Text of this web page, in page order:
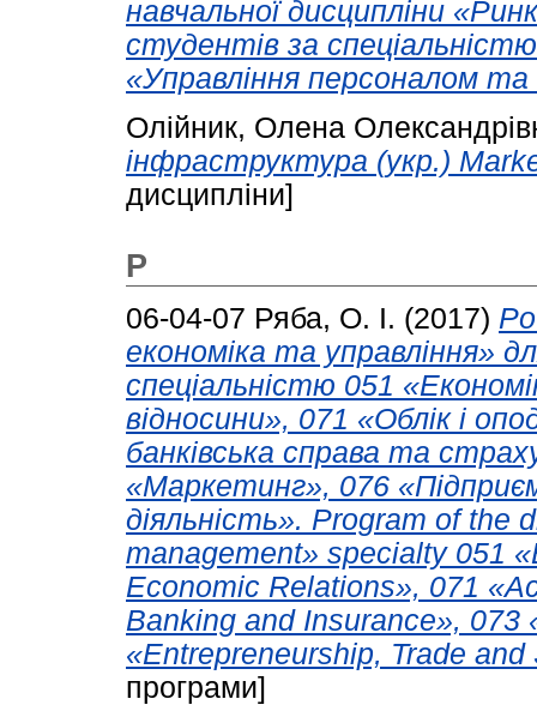
навчальної дисципліни
студентів за спеціальністю
«Управління персоналом та
Олійник, Олена
інфраструктура (укр.)
дисципліни]
Р
06-04-07 Ряба, О. І. (2017)
економіка та управління»
спеціальністю 051
відносини», 071 «Облік і
банківська справа та
«Маркетинг», 076
діяльність». Program of
management» specialty 051
Economic Relations», 071
Banking and Insurance», 073
«Entrepreneurship, Trade
програми]